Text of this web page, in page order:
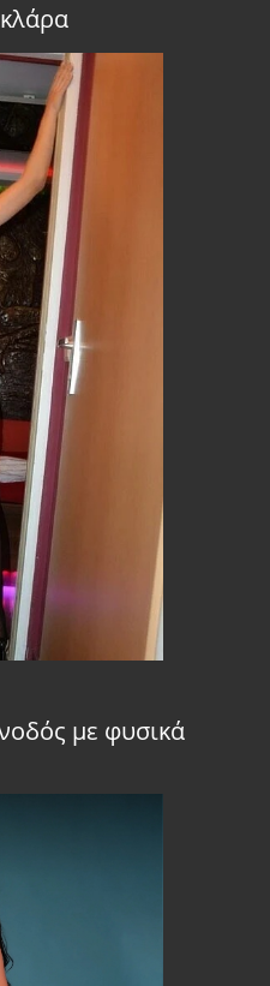
με φυσικά